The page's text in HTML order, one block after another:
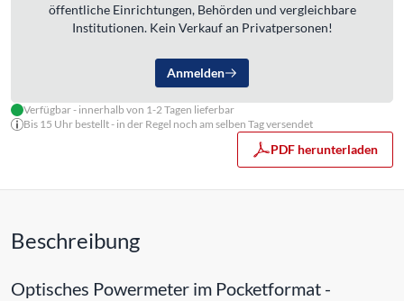
öffentliche Einrichtungen, Behörden und vergleichbare
Institutionen. Kein Verkauf an Privatpersonen!
Anmelden
Verfügbar - innerhalb von 1-2 Tagen lieferbar
Bis 15 Uhr bestellt - in der Regel noch am selben Tag versendet
PDF herunterladen
Beschreibung
Optisches Powermeter im Pocketformat -